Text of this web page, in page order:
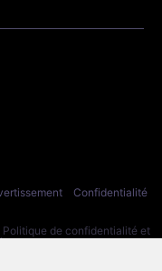
Confidentialité
Politique de confidentialité et
.